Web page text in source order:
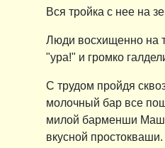
Вся тройка с нее на
Люди восхищенно на
"ура!" и громко
С трудом пройдя
молочный бар все
милой барменши
вкусной простокваши.